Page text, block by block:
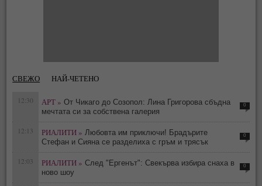
СВЕЖО НАЙ-ЧЕТЕНО
12:30 АРТ » От Чикаго до Созопол: Лина Григорова сбъдна
мечтата си за собствена галерия
0
12:13 РИАЛИТИ » Любовта им приключи! Брадърите
Стефан и Сияна се разделиха с гръм и трясък
0
12:03 РИАЛИТИ » След "Ергенът": Свекърва избира снаха в
ново шоу
0